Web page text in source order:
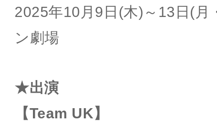
2025年10月9日(木)～13日(
ン劇場
★出演
【Team UK】